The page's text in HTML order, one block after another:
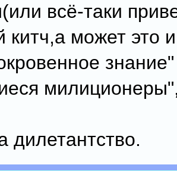
всё-таки
китч,а может это
дилетантство.